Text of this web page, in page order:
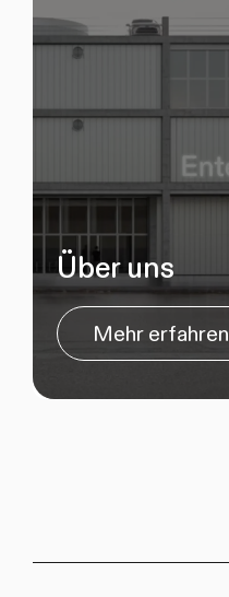
Über uns
Mehr erfahren